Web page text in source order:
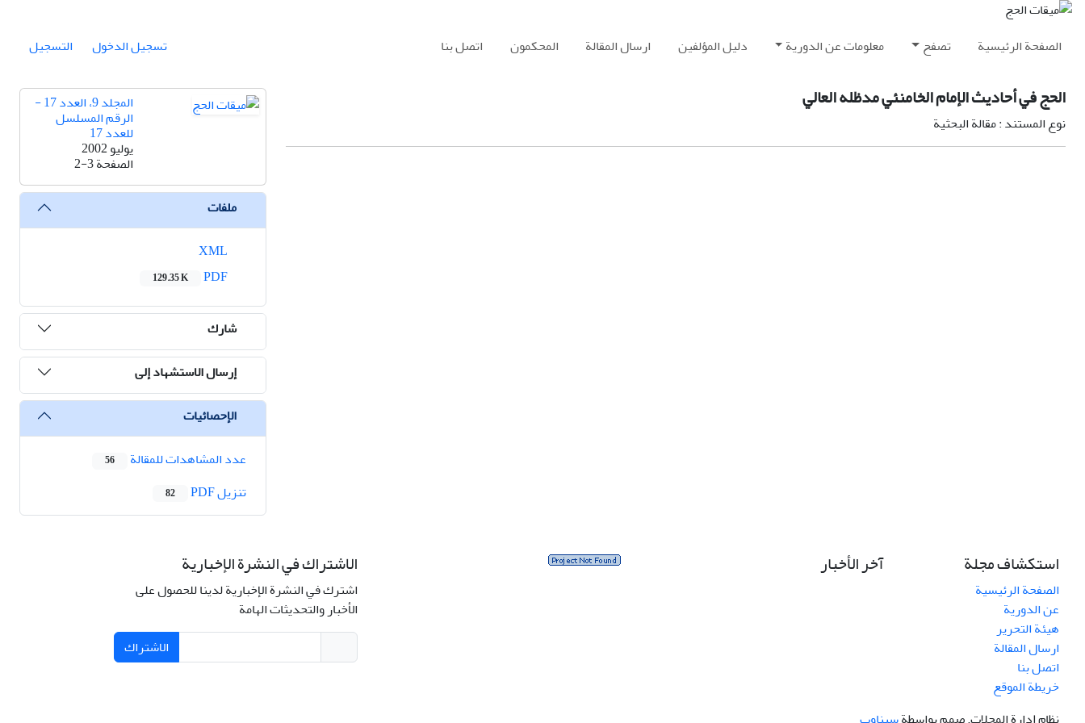
الصفحة الرئيسية تصفح معلومات عن الدورية دليل المؤلفين ارسال المقالة المحكمون اتصل بنا تسجيل الدخول التسجيل
الحج في أحاديث الإمام الخامنئي مدظله العالي
نوع المستند : مقالة البحثية
المجلد 9، العدد 17 -
الرقم المسلسل
للعدد 17
يوليو 2002
الصفحة2-3
ملفات
129.35 K
شارك
إرسال الاستشهاد إلى
الإحصائيات
عدد المشاهدات للمقالة
56
تنزیل PDF 82
استكشاف مجلة
الصفحة الرئيسية
عن الدورية
هيئة التحرير
ارسال المقالة
اتصل بنا
خريطة الموقع
آخر الأخبار الاشتراك في النشرة الإخبارية
اشترك في النشرة الإخبارية لدينا للحصول على
الأخبار والتحديثات الهامة
الاشتراك